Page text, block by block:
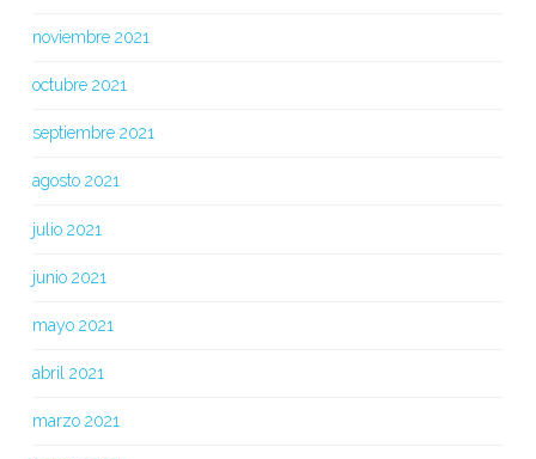
noviembre 2021
octubre 2021
septiembre 2021
agosto 2021
julio 2021
junio 2021
mayo 2021
abril 2021
marzo 2021